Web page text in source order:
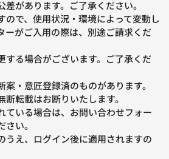
があります。ご了承ください。
で、使用状況・環境によって変動し
ーがご入用の際は、別途ご請求くだ
る場合がございます。ご了承くだ
・意匠登録済のものがあります。
転載はお断りいたします。
いる場合は、お問い合わせフォー
い。
え、ログイン後に適用されますの